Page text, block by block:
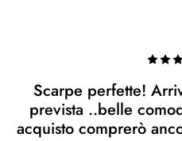
Scarpe perfette!
prevista ..belle
acquisto comprerò